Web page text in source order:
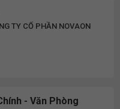
TY CỔ PHẦN NOVAON
- Văn Phòng